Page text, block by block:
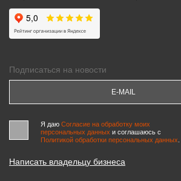
Подписаться на новости
Я даю Согласие на обработку моих
персональных данных и соглашаюсь c
Политикой обработки персональных данных
Написать владельцу бизнеса